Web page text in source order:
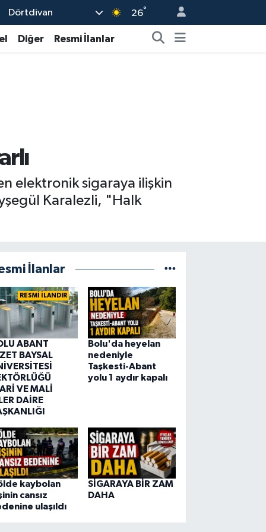
Dörtdivan 26°
Diğer Resmi İlanlar
elektronik sigaraya ilişkin
Karalezli, "Halk
İlanlar
RESMİ İLANDIR
ABANT
BAYSAL
VE MALİ
DAİRE
Bolu'da heyelan
nedeniyle
Taşkesti-Abant
yolu 1 aydır kapalı
kaybolan
cansız
ulaşıldı
SİGARAYA BİR ZAM
DAHA